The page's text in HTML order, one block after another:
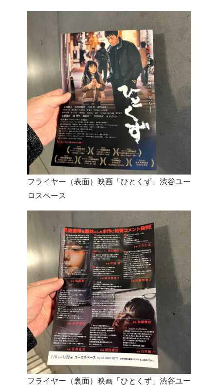
フライヤー（表面）映画「ひとくず」渋谷ユー
ロスペース
フライヤー（裏面）映画「ひとくず」渋谷ユー